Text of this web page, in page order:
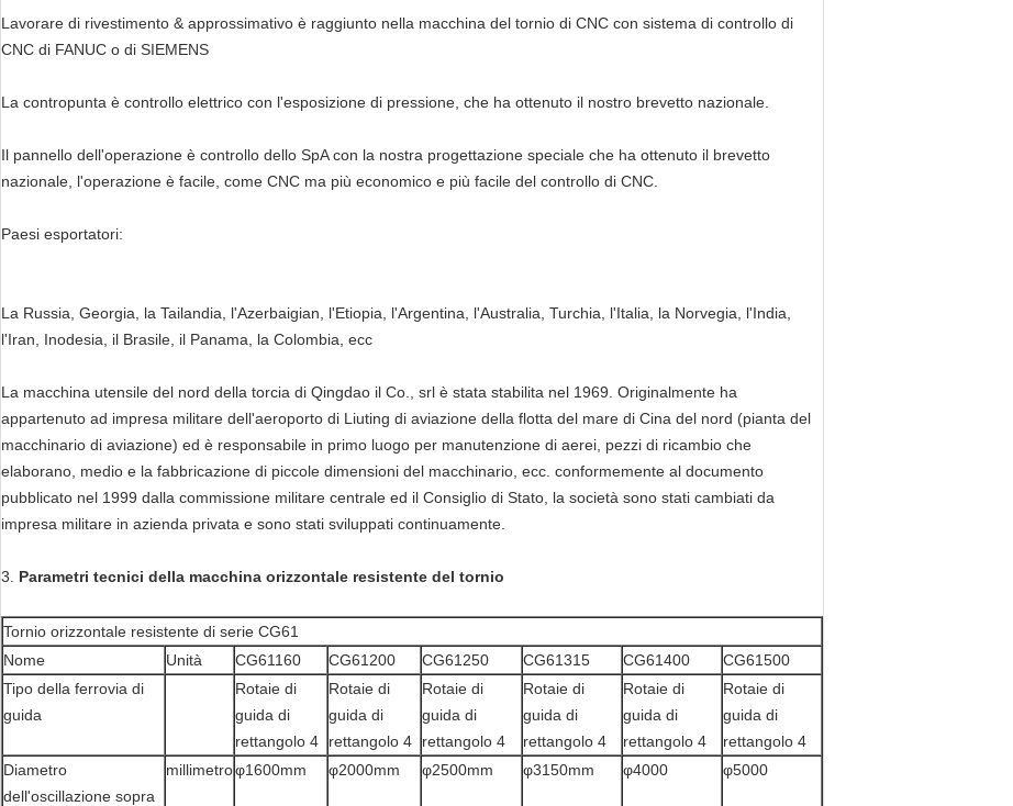
Lavorare di rivestimento & approssimativo è raggiunto nella macchina del tornio di CNC con sistema di controllo di
CNC di FANUC o di SIEMENS
La contropunta è controllo elettrico con l'esposizione di pressione, che ha ottenuto il nostro brevetto nazionale.
Il pannello dell'operazione è controllo dello SpA con la nostra progettazione speciale che ha ottenuto il brevetto
nazionale, l'operazione è facile, come CNC ma più economico e più facile del controllo di CNC.
Paesi esportatori:
La Russia, Georgia, la Tailandia, l'Azerbaigian, l'Etiopia, l'Argentina, l'Australia, Turchia, l'Italia, la Norvegia, l'India,
l'Iran, Inodesia, il Brasile, il Panama, la Colombia, ecc
La macchina utensile del nord della torcia di Qingdao il Co., srl è stata stabilita nel 1969. Originalmente ha
appartenuto ad impresa militare dell'aeroporto di Liuting di aviazione della flotta del mare di Cina del nord (pianta del
macchinario di aviazione) ed è responsabile in primo luogo per manutenzione di aerei, pezzi di ricambio che
elaborano, medio e la fabbricazione di piccole dimensioni del macchinario, ecc. conformemente al documento
pubblicato nel 1999 dalla commissione militare centrale ed il Consiglio di Stato, la società sono stati cambiati da
impresa militare in azienda privata e sono stati sviluppati continuamente.
3. Parametri tecnici della macchina orizzontale resistente del tornio
Tornio orizzontale resistente di serie CG61
Nome
Unità CG61160 CG61200 CG61250 CG61315 CG61400
CG61500
Tipo della ferrovia di
guida
Rotaie di
guida di
rettangolo 4
Rotaie di
guida di
rettangolo 4
Rotaie di
guida di
rettangolo 4
Rotaie di
guida di
rettangolo 4
Rotaie di
guida di
rettangolo 4
Rotaie di
guida di
rettangolo 4
Diametro
dell'oscillazione sopra
millimetroφ1600mm φ2000mm φ2500mm φ3150mm φ4000 φ5000